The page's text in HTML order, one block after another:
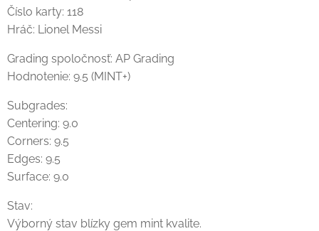
Číslo karty: 118
Hráč: Lionel Messi
Grading spoločnosť: AP Grading
Hodnotenie: 9.5 (MINT+)
Subgrades:
Centering: 9.0
Corners: 9.5
Edges: 9.5
Surface: 9.0
Stav:
Výborný stav blízky gem mint kvalite.